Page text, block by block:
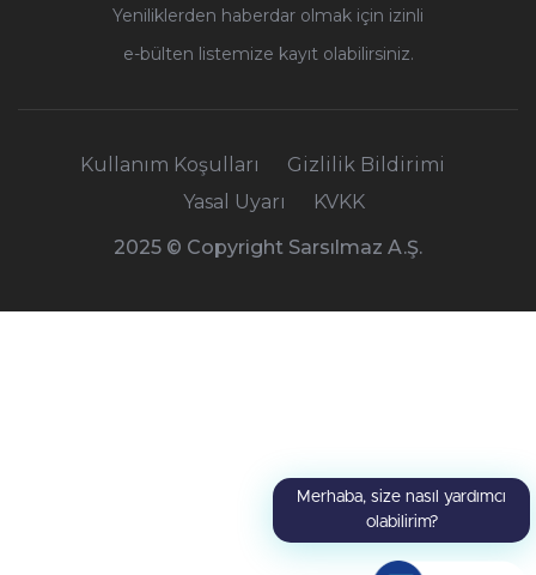
Yeniliklerden haberdar olmak için izinli
e-bülten listemize kayıt olabilirsiniz.
Kullanım Koşulları
Gizlilik Bildirimi
Yasal Uyarı
KVKK
2025 © Copyright Sarsılmaz A.Ş.
Merhaba, size nasıl yardımcı
olabilirim?